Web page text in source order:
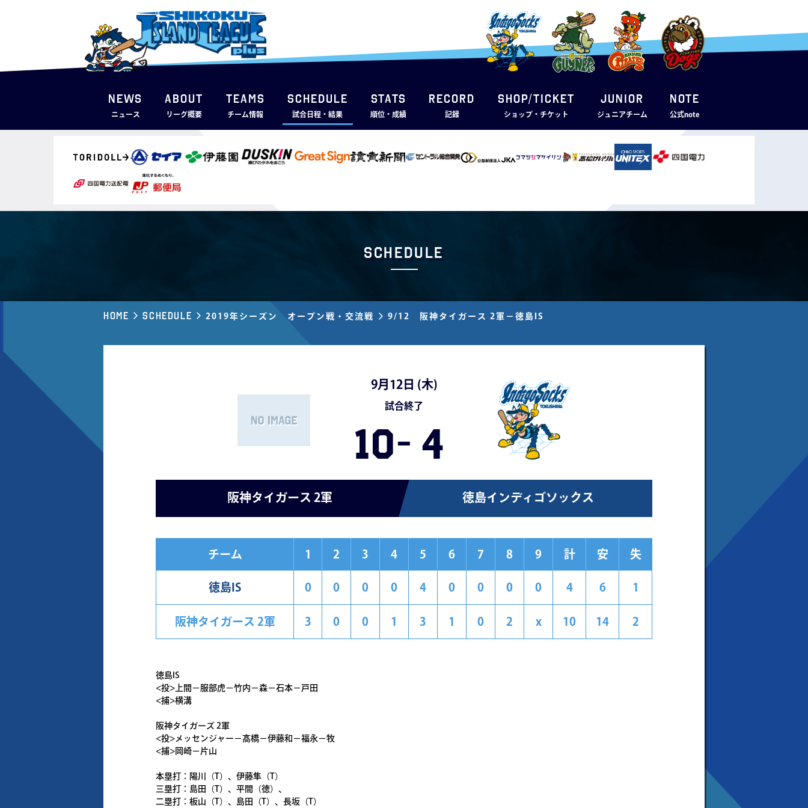
NEWS
ニュース
ABOUT
リーグ概要
TEAMS
チーム情報
SCHEDULE
試合日程・結果
STATS
順位・成績
RECORD
記録
SHOP/TICKET
ショップ・チケット
JUNIOR
ジュニアチーム
note
公式note
Schedule
Home Schedule 2019年シーズン オープン戦・交流戦 9/12 阪神タイガース 2軍－徳島IS
9月12日 (木)
試合終了
10- 4
阪神タイガース 2軍 徳島インディゴソックス
チーム 1 2 3 4 5 6 7 8 9 計 安 失
徳島IS 0 0 0 0 4 0 0 0 0 4 6 1
阪神タイガース 2軍 3 0 0 1 3 1 0 2 x 10 14 2
徳島IS
<投>上間－服部虎－竹内－森－石本－戸田
<捕>横溝
阪神タイガーズ 2軍
<投>メッセンジャー－髙橋－伊藤和－福永－牧
<捕>岡崎－片山
本塁打：陽川（T）、伊藤隼（T）
三塁打：島田（T）、平間（徳）、
二塁打：板山（T）、島田（T）、長坂（T）